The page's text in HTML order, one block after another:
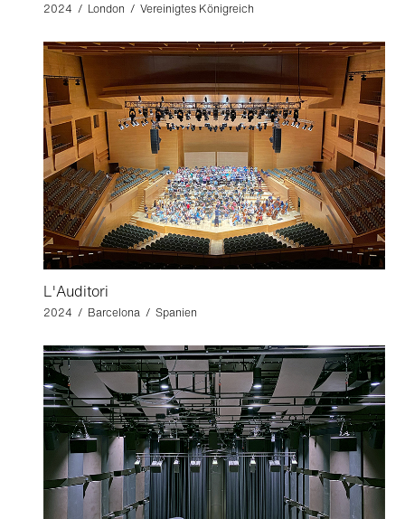
2024 / London / Vereinigtes Königreich
L'Auditori
2024 / Barcelona / Spanien